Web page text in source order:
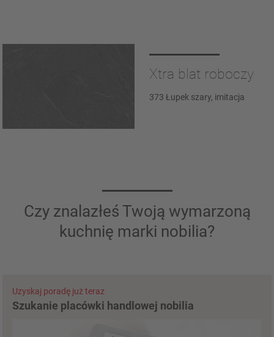
Xtra blat roboczy
373 Łupek szary, imitacja
Czy znalazłeś Twoją wymarzoną
kuchnię marki nobilia?
Uzyskaj poradę już teraz
Szukanie placówki handlowej nobilia